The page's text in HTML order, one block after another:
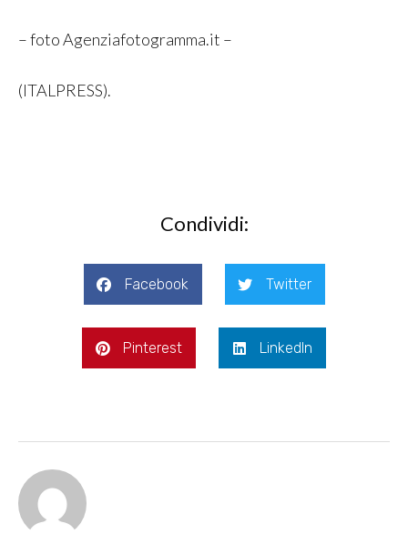
– foto Agenziafotogramma.it –
(ITALPRESS).
Condividi:
Facebook Twitter
Pinterest LinkedIn